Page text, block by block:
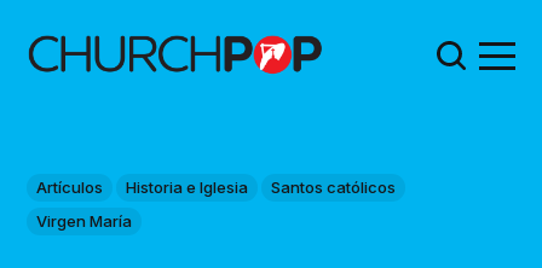
Artículos Historia e Iglesia
Santos católicos
Virgen María